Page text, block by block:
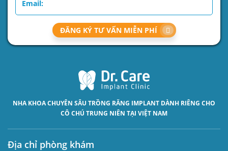
ĐĂNG KÝ TƯ VẤN MIỄN PHÍ
NHA KHOA CHUYÊN SÂU TRỒNG RĂNG IMPLANT DÀNH RIÊNG CHO
CÔ CHÚ TRUNG NIÊN TẠI VIỆT NAM
Địa chỉ phòng khám